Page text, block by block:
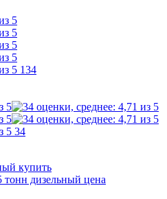
134
34
купить
дизельный цена